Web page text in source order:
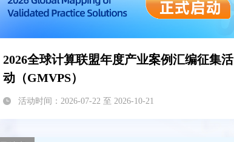
2026全球计算联盟年度产业案例汇编征集活
动（GMVPS）
活动时间：2026-07-22 至 2026-10-21